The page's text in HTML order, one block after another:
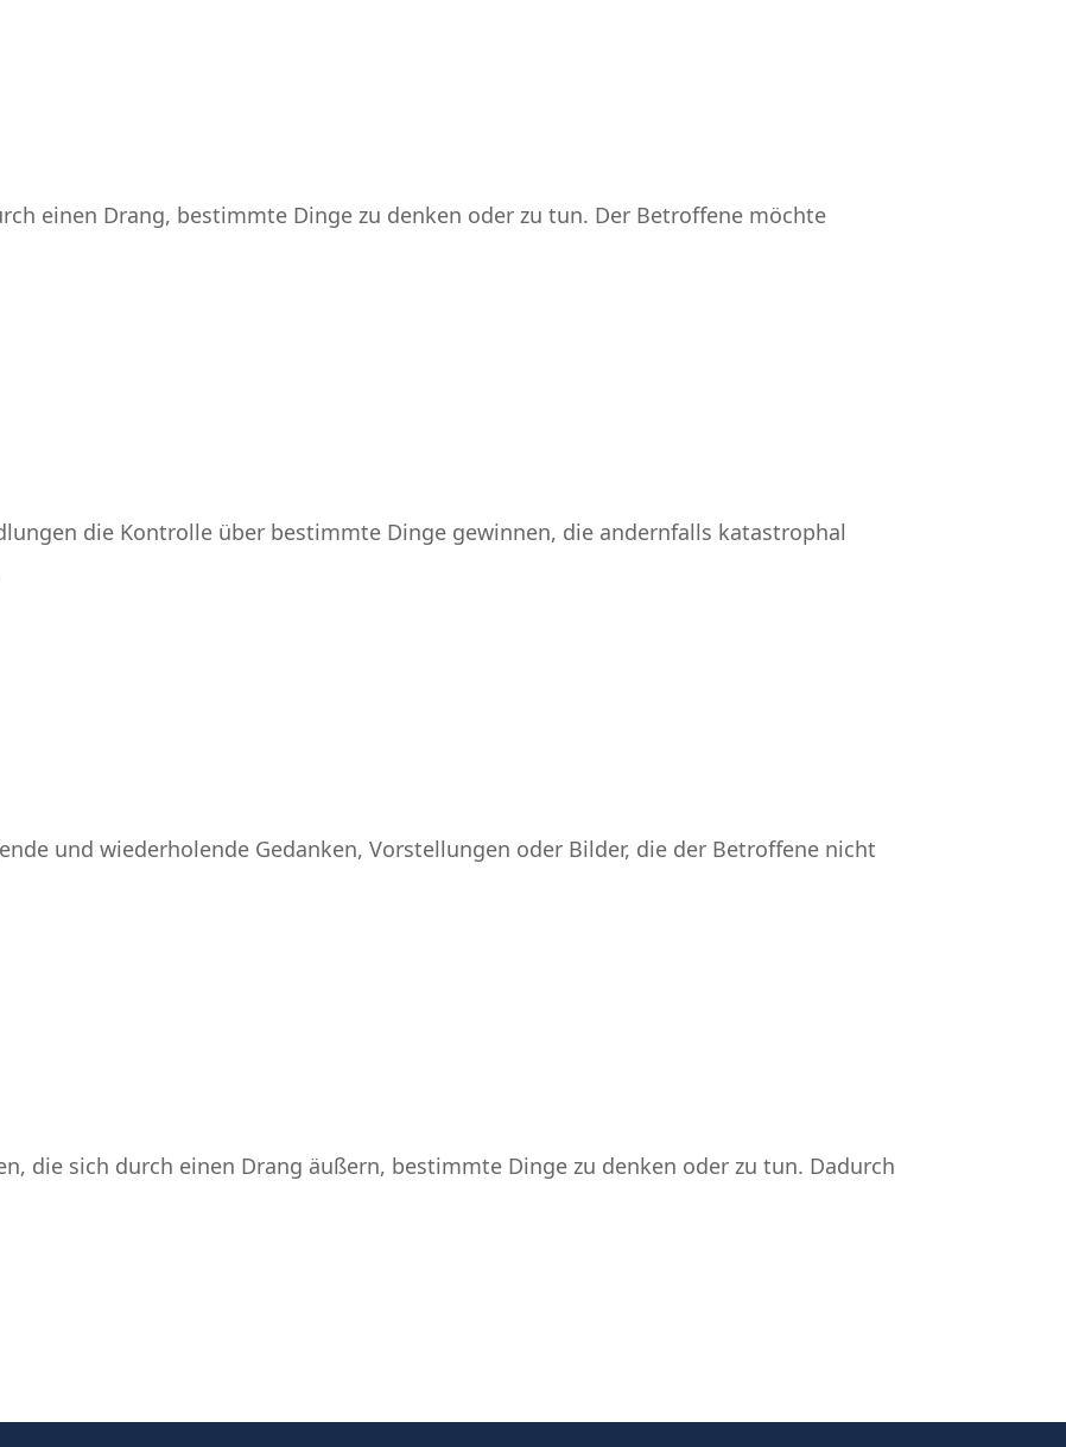
einen Drang, bestimmte Dinge zu denken oder zu tun. Der Betroffene möchte
die Kontrolle über bestimmte Dinge gewinnen, die andernfalls katastrophal
und wiederholende Gedanken, Vorstellungen oder Bilder, die der Betroffene nicht
die sich durch einen Drang äußern, bestimmte Dinge zu denken oder zu tun. Dadurch